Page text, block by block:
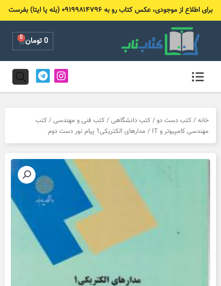
برای اطلاع از موجودی، عکس کتاب رو به ۰۹۱۹۹۸۱۴۷۹۶ (بله یا ایتا) بفرست
0تومان 0
Cart
I
n
s
g
r
a
T
e
l
r
m
خانه / کتب دست دو / کتب دانشگاهی / کتب فنی و مهندسی / کتب
مهندسی کامپیوتر و IT
/ مدارهای الکتریکی1 پیام نور دست دوم